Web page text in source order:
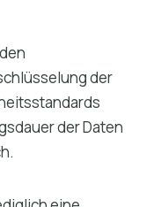
der
der Daten